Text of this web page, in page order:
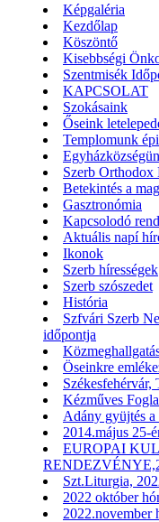
Képgaléria
Kezdőlap
Köszöntő
Kisebbségi
Szentmisék
KAPCSOLAT
Szokásaink
Őseink
Templomunk
Szerb Orthodox
Betekintés a
Gasztronómia
Kapcsolodó
Aktuális napí
Ikonok
Szerb hírességek
Szerb szószedet
História
Szfvári Szerb
időpontja
Öseinkre
Székesfehérvár,
Kézműves
Adány gyüjtés a
2014.május 25-
EUROPAI
Szt.Liturgia,
2022 október
2022.november